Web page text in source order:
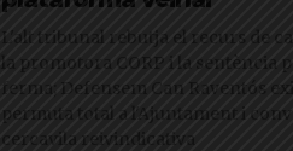
L'alt tribunal rebutja el recurs de
la promotora CORP i la sentència
ferma; Defensem Can Raventós
permuta total a l'Ajuntament i
cercavila reivindicativa